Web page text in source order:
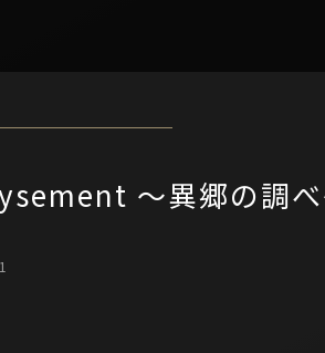
～異郷の調